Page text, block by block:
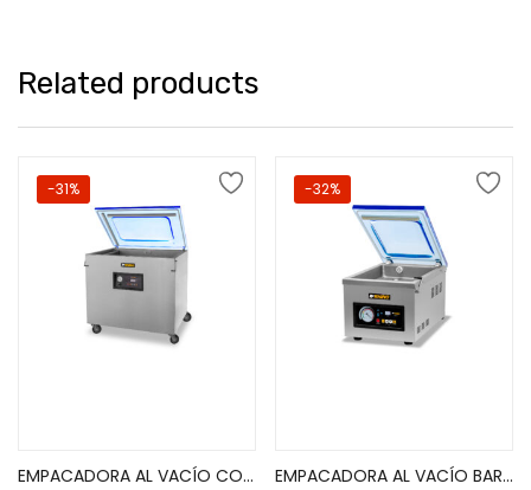
Related products
-31%
EMPACADORA AL VACÍO CON BARRA DE SELLADO 57 Y 79 CMS – EVAC-40X
-32%
EMPACADORA AL VACÍO BARRA SELLADO 27 CMS – EVAC-8